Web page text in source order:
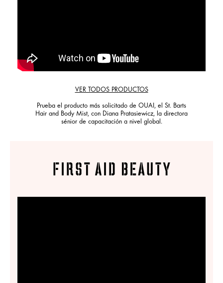
VER TODOS PRODUCTOS
Prueba el producto más solicitado de OUAI, el St. Barts
Hair and Body Mist, con Diana Pratasiewicz, la directora
sénior de capacitación a nivel global.